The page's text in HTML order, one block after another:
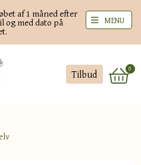
af 1 måned efter
og med dato på
Tilbud 0
MENU